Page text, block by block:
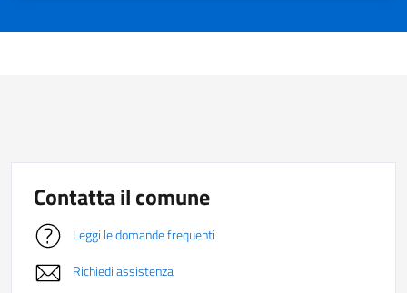
Contatta il comune
Leggi le domande frequenti
Richiedi assistenza